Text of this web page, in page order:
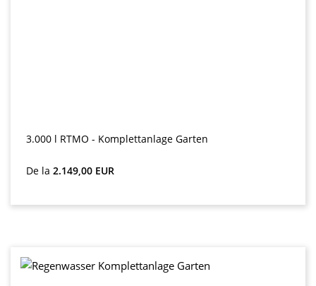
3.000 l RTMO - Komplettanlage Garten
Preț obișnuit:
De la 2.149,00 EUR